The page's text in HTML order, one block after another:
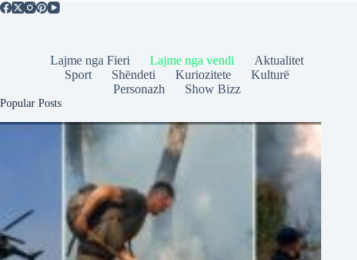
Lajme nga Fieri Lajme nga vendi
Aktualitet
Sport
Shëndeti Kuriozitete
Kulturë
Personazh
Show Bizz
Popular Posts